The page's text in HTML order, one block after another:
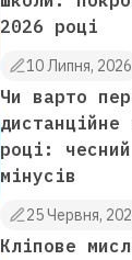
2026 році
10 Липня, 2026
Чи варто
році:
мінусів
25 Червня,
Кліпове